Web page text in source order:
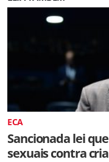
ECA
Sancionada lei
sexuais contra